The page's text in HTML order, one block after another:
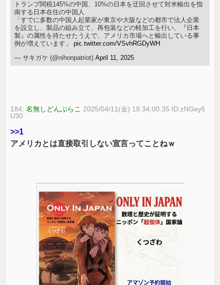
トランプ関税145%の中国、10%の日本を迂回させて対米輸出を指
南する日本在住の中国人
「すでに多数の中国人起業家が東京や大阪などの都市で法人企業
を設立し、製品の組み立て、再包装などの軽加工を行い、『日本
製』の属性を持たせたうえで、アメリカ市場へと輸出している事
例が増えています」pic.twitter.com/VSvhRGDyWH
— サキガケ (@nihonpatriot)April 11, 2025
184:名無しどんぶらこ 2025/04/11(金) 18:34:00.35 ID:zNGey5
U30
>>1
アメリカとは直接取引しない宣言ってことねｗ